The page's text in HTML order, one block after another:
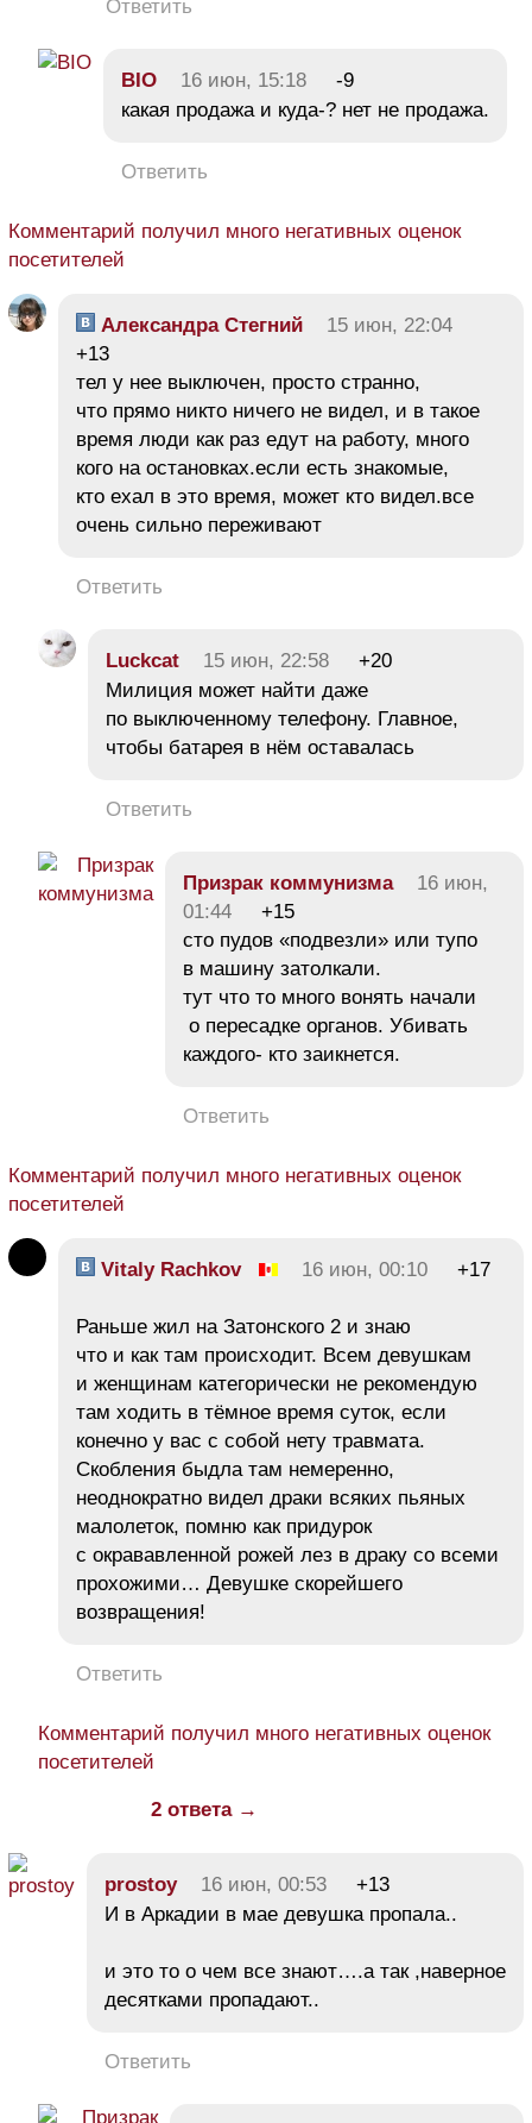
Ответить
BIO 16 июн, 15:18
-9
какая продажа и куда-? нет не продажа.
Ответить
Комментарий получил много негативных оценок
посетителей
Александра Стегний
15 июн, 22:04
+13
тел у нее выключен, просто странно,
что прямо никто ничего не видел, и в такое
время люди как раз едут на работу, много
кого на остановках.если есть знакомые,
кто ехал в это время, может кто видел.все
очень сильно переживают
Ответить
Luckcat 15 июн, 22:58
+20
Милиция может найти даже
по выключенному телефону. Главное,
чтобы батарея в нём оставалась
Ответить
Призрак коммунизма
16 июн,
01:44
+15
сто пудов «подвезли» или тупо
в машину затолкали.
тут что то много вонять начали
о пересадке органов. Убивать
каждого- кто заикнется.
Ответить
Комментарий получил много негативных оценок
посетителей
Vitaly Rachkov 16 июн, 00:10 +17
Раньше жил на Затонского 2 и знаю
что и как там происходит. Всем девушкам
и женщинам категорически не рекомендую
там ходить в тёмное время суток, если
конечно у вас с собой нету травмата.
Скобления быдла там немеренно,
неоднократно видел драки всяких пьяных
малолеток, помню как придурок
с окрававленной рожей лез в драку со всеми
прохожими… Девушке скорейшего
возвращения!
Ответить
Комментарий получил много негативных оценок
посетителей
2 ответа →
prostoy 16 июн, 00:53
+13
И в Аркадии в мае девушка пропала..
и это то о чем все знают….а так ,наверное
десятками пропадают..
Ответить